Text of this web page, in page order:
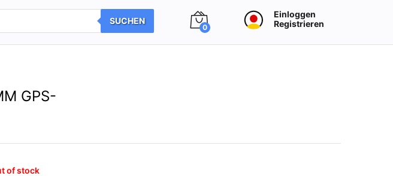
SUCHEN
0
Einloggen
Registrieren
GPS-
of stock